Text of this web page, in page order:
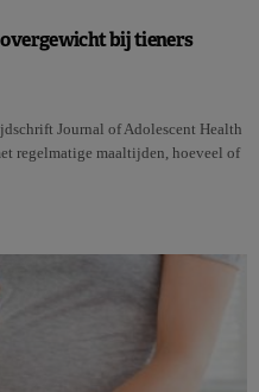
bij tieners
Journal of Adolescent Health
regelmatige maaltijden, hoeveel of